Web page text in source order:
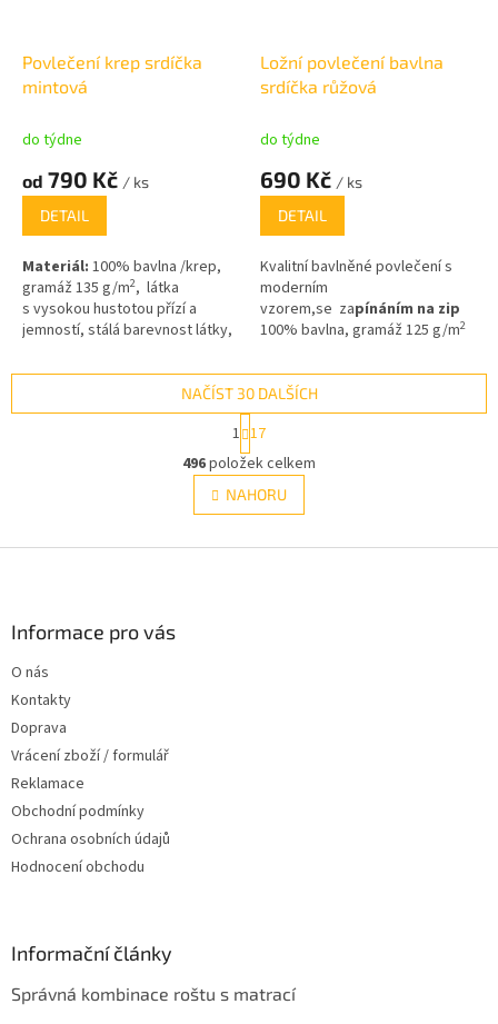
Povlečení krep srdíčka
mintová
do týdne
od 790 Kč / ks
DETAIL
Materiál: 100% bavlna /krep,
gramáž 135 g/m2, látka
s vysokou hustotou přízí a
jemností, stálá barevnost látky,
Ložní povlečení bavlna
srdíčka růžová
do týdne
690 Kč / ks
DETAIL
Kvalitní bavlněné povlečení s
moderním
vzorem,se zapínáním na zip
100% bavlna, gramáž 125 g/m2
O
v
l
á
NAČÍST 30 DALŠÍCH
t
r
á
n
k
v
1 17
496položek celkem
NAHORU
Informace pro vás
O nás
Kontakty
Doprava
Vrácení zboží / formulář
Reklamace
Obchodní podmínky
Ochrana osobních údajů
Hodnocení obchodu
Informační články
Správná kombinace roštu s matrací